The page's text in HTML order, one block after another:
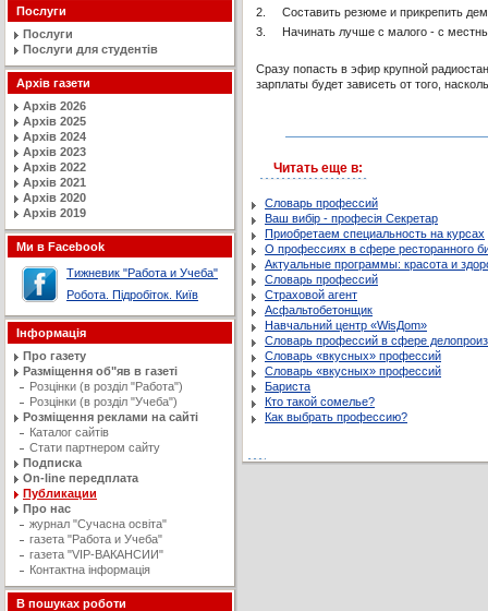
Послуги
Послуги
Послуги для студентів
Архів газети
Архів 2026
Архів 2025
Архів 2024
Архів 2023
Архів 2022
Архів 2021
Архів 2020
Архів 2019
Ми в Facebook
Тижневик "Работа и Учеба"
Робота. Підробіток. Київ
Інформація
Про газету
Разміщення об"яв в газеті
Розцінки (в розділ "Работа")
Розцінки (в розділ "Учеба")
Розміщення реклами на сайті
Каталог сайтів
Стати партнером сайту
Подписка
On-line передплата
Публикации
Про нас
журнал "Сучасна освiта"
газета "Работа и Учеба"
газета "VIP-ВАКАНСИИ"
Контактна інформація
В пошуках роботи
2.
Составить резюме и прикрепить
3.
Начинать лучше с малого - с
Сразу попасть в эфир крупной
зарплаты будет зависеть от того,
Читать еще в:
Словарь профессий
Ваш вибір - професія Секретар
Приобретаем специальность на курсах
О профессиях в сфере ресторанного
Актуальные программы: красота и
Словарь профессий
Страховой агент
Асфальтобетонщик
Навчальний центр «WisДom»
Словарь профессий в сфере
Словарь «вкусных» профессий
Словарь «вкусных» профессий
Бариста
Кто такой сомелье?
Как выбрать профессию?